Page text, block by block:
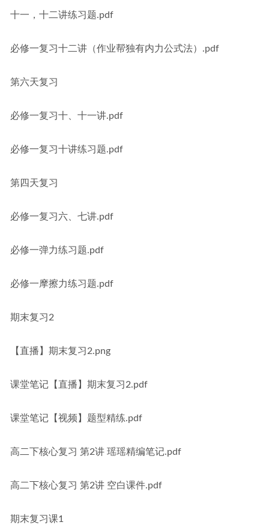
十一，十二讲练习题.pdf
必修一复习十二讲（作业帮独有内力公式法）.pdf
第六天复习
必修一复习十、十一讲.pdf
必修一复习十讲练习题.pdf
第四天复习
必修一复习六、七讲.pdf
必修一弹力练习题.pdf
必修一摩擦力练习题.pdf
期末复习2
【直播】期末复习2.png
课堂笔记【直播】期末复习2.pdf
课堂笔记【视频】题型精练.pdf
高二下核心复习 第2讲 瑶瑶精编笔记.pdf
高二下核心复习 第2讲 空白课件.pdf
期末复习课1